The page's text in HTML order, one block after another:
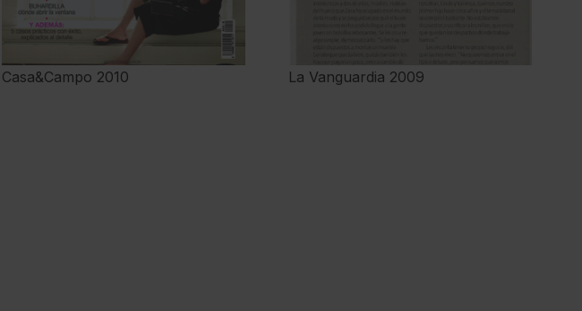
Casa&Campo 2010 La Vanguardia 2009